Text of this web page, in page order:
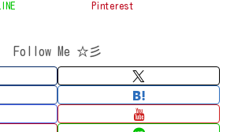
LINE Pinterest
Follow Me ☆彡